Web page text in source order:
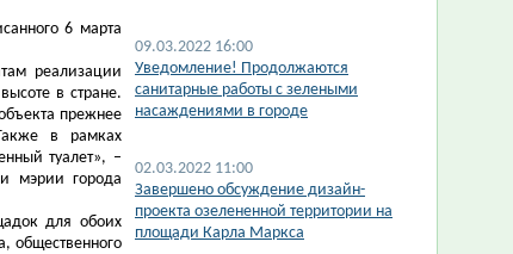
6 марта
реализации
в стране.
прежнее
в рамках
туалет», –
мэрии города
для обоих
общественного
09.03.2022 16:00
Уведомление! Продолжаются
санитарные работы с зелеными
насаждениями в городе
02.03.2022 11:00
Завершено обсуждение дизайн-
проекта озелененной территории на
площади Карла Маркса